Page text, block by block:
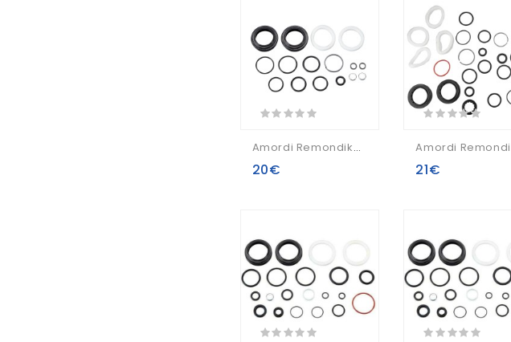
Amordi Remondikomplekts Basic Rock Shox XC32 Solo Air A3/Recon Silver B1
20€ 21€